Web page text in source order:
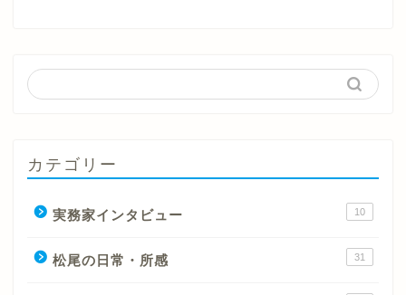
カテゴリー
実務家インタビュー 10
松尾の日常・所感 31